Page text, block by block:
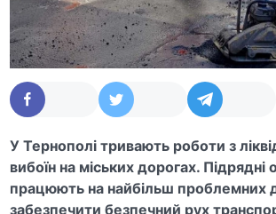
У Тернополі тривають роботи з
вибоїн на міських дорогах. Підрядні
працюють на найбільш проблемних
забезпечити безпечний рух